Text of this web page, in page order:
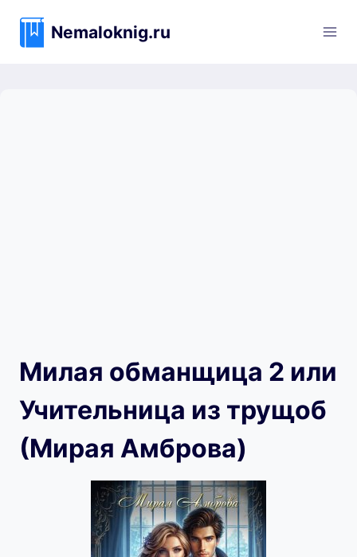
содержимому
Nemaloknig.ru
Милая обманщица 2 или
Учительница из трущоб
(Мирая Амброва)